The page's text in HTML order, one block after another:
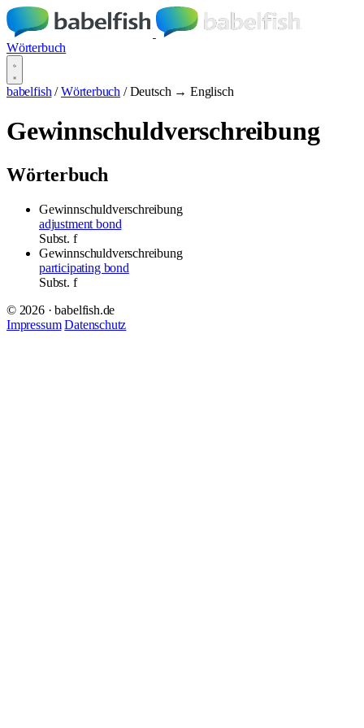
Wörterbuch
babelfish / Wörterbuch / Deutsch → Englisch
Gewinnschuldverschreibung
Wörterbuch
Gewinnschuldverschreibung
adjustment bond
Subst. f
Gewinnschuldverschreibung
participating bond
Subst. f
© 2026 · babelfish.de
Impressum Datenschutz